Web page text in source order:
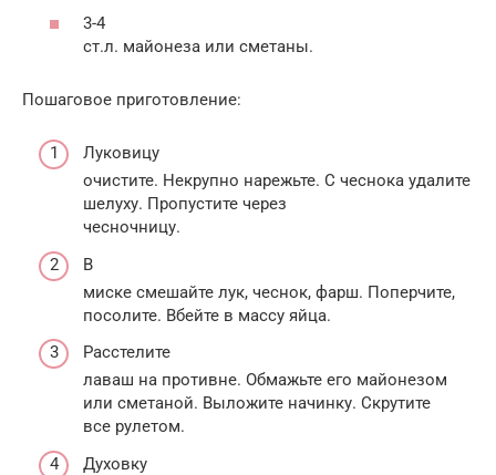
3-4
ст.л. майонеза или сметаны.
Пошаговое приготовление:
Луковицу
очистите. Некрупно нарежьте. С чеснока удалите
шелуху. Пропустите через
чесночницу.
В
миске смешайте лук, чеснок, фарш. Поперчите,
посолите. Вбейте в массу яйца.
Расстелите
лаваш на противне. Обмажьте его майонезом
или сметаной. Выложите начинку. Скрутите
все рулетом.
Духовку